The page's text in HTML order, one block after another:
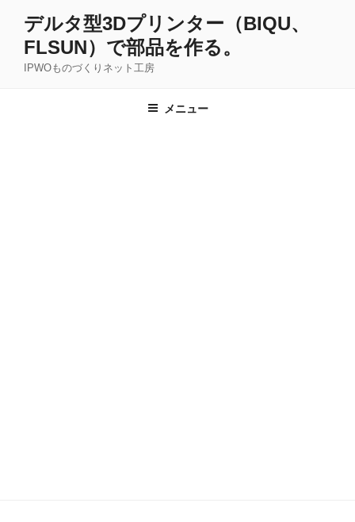
デルタ型3Dプリンター（BIQU、
FLSUN）で部品を作る。
IPWOものづくりネット工房
メニュー